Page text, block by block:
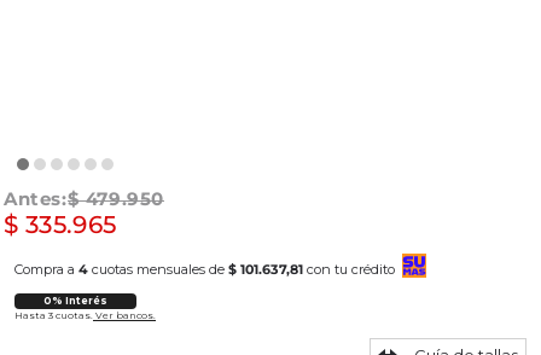
$ 479.950
$ 335.965
Compra a 4 cuotas mensuales de $ 101.637,81 con tu crédito
0% Interés
Hasta 3 cuotas. Ver bancos.